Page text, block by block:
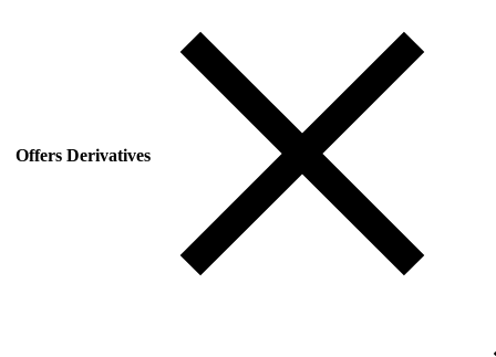
Offers Derivatives